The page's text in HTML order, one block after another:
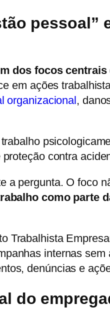
pessoal”
dos focos
em ações
organizacional ,
contra
pergunta. O foco
como parte
Trabalhista
internas
denúncias e
do